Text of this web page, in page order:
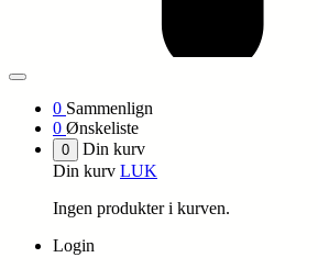
0 Sammenlign
0 Ønskeliste
0
Din kurv
Din kurv LUK
Ingen produkter i kurven.
Login